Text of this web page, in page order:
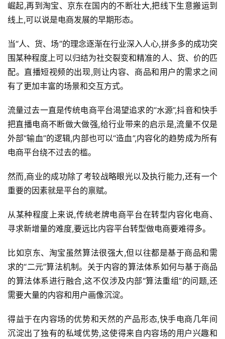
崛起,再到淘宝、京东在国内的不断壮大,把线下生意搬运到
线上,可以说是电商发展的早期形态。
当“人、货、场”的理念逐渐在行业深入人心,拼多多的成功突
围某种程度上可以归结为社交裂变和精准的人、货、价的匹
配。直播短视频的出现,则让内容、商品和用户的需求之间
有了更加丰富的场景和交互方式。
流量过去一直是传统电商平台渴望追求的“水源”,抖音和快手
把直播电商不断做大做强,给行业带来的启示是,流量不仅是
外部“输血”的逻辑,内部也可以“造血”,内容化的趋势成为所有
电商平台绕不过去的槛。
然而,商业的成功除了考较战略眼光以及执行能力,还有一个
重要的因素就是平台的禀赋。
从某种程度上来说,传统老牌电商平台在转型内容化电商、
寻求新增量的难度,要远比内容平台转型做电商要难得多。
比如京东、淘宝虽然算法很强大,但以往都是基于商品和需
求的“二元”算法机制。关于内容的算法体系如何与基于商品
的算法体系进行融合,这不仅涉及内部“算法重组”的问题,还
需要大量的内容和用户画像沉淀。
得益于在内容场的优势和天然的产品形态,快手电商几年间
沉淀出了独有的私域优势,这使得来自内容场的用户兴趣和